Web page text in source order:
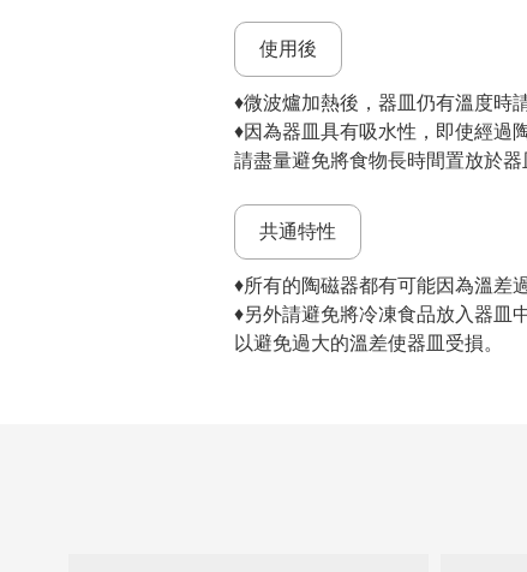
使用後
♦微波爐加熱後，器皿仍有溫度時
♦因為器皿具有吸水性，即使經過
請盡量避免將食物長時間置放於
共通特性
♦所有的陶磁器都有可能因為溫差
♦另外請避免將冷凍食品放入器皿
以避免過大的溫差使器皿受損。